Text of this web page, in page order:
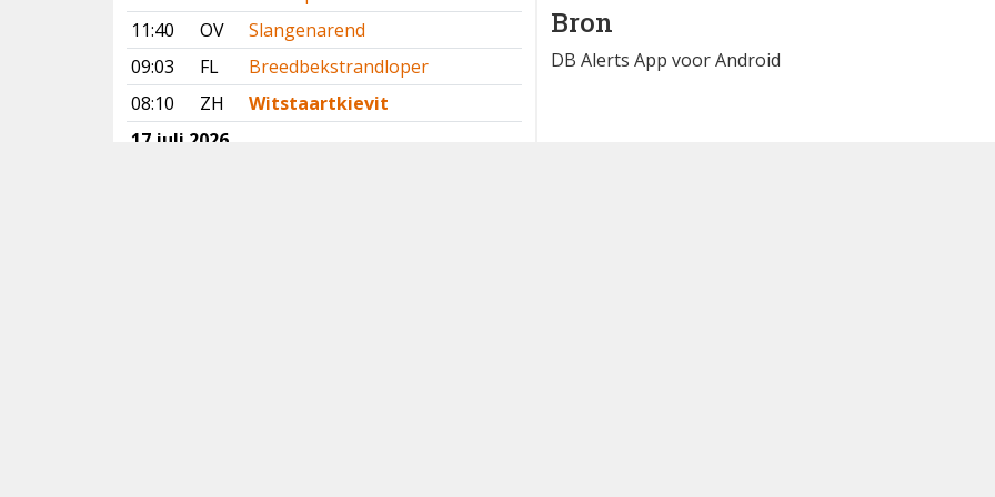
11:40
OV
Slangenarend
09:03
FL
Breedbekstrandloper
08:10
ZH
Witstaartkievit
17 juli 2026
Extra informatie
redelijk hoog naar zuid